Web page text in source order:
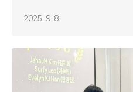
2025. 9. 8.